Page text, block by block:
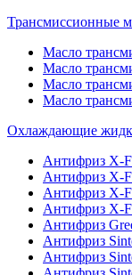
Трансмиссионные
Масло
Масло
Масло
Масло
Охлаждающие
Антифриз X-
Антифриз X-
Антифриз X-
Антифриз X-
Антифриз
Антифриз
Антифриз